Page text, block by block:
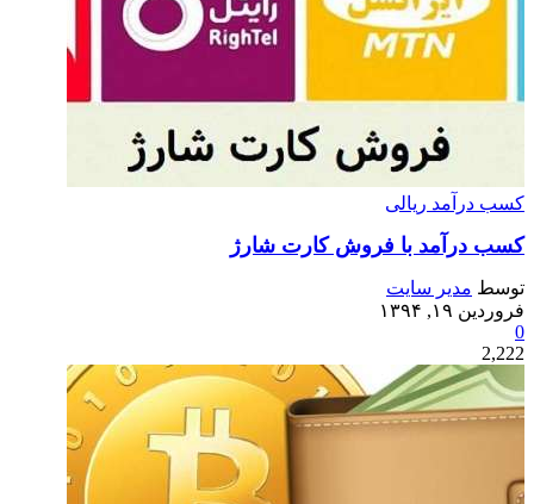
کسب درآمد ریالی
کسب درآمد با فروش کارت شارژ
توسط مدیر سایت
فروردین ۱۹, ۱۳۹۴
0
2,222